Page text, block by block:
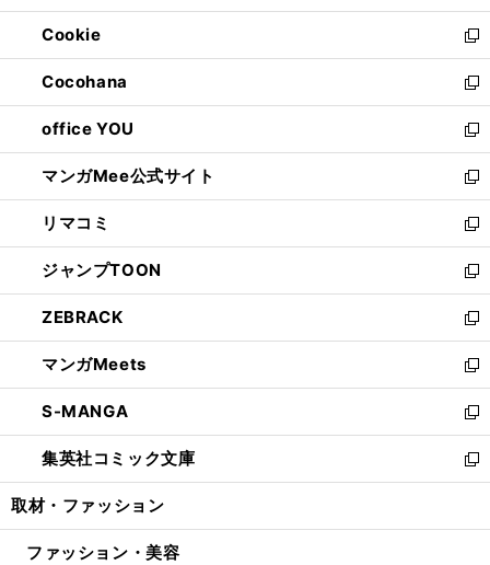
開
く
ウ
で
開
く
ン
ド
ウ
で
開
く
ウ
ィ
ン
ド
ウ
で
開
く
Cookie
新
し
い
ウ
ィ
ン
ド
ウ
で
開
く
Cocohana
新
し
い
ウ
ィ
ン
ド
ウ
で
開
く
office YOU
新
し
い
ウ
ィ
ン
ド
ウ
で
開
く
マンガMee公式サイト
新
し
い
ウ
ィ
ン
ド
ウ
で
開
く
リマコミ
新
し
い
ウ
ィ
ン
ド
ウ
で
開
く
ジャンプTOON
新
し
い
ウ
ィ
ン
ド
ウ
で
開
ZEBRACK
新
し
い
ウ
ィ
ン
ド
ウ
開
マンガMeets
新
し
い
ウ
ィ
ン
ウ
S-MANGA
新
し
い
ウ
ン
集英社コミック文庫
新
し
ウ
取材・ファッション
ファッション・美容